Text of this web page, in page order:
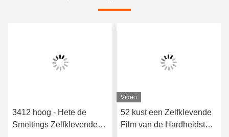
3412 hoog - Hete de
Smeltings Zelfklevende
Video
52 kust een Zelfklevende
Film van de Hardheidstpu